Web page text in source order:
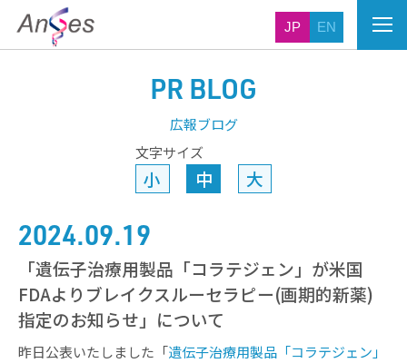
JP EN
PR BLOG
広報ブログ
文字サイズ
小 中 大
2024.09.19
「遺伝子治療用製品「コラテジェン」が米国
FDAよりブレイクスルーセラピー(画期的新薬)
指定のお知らせ」について
昨日公表いたしました「遺伝子治療用製品「コラテジェン」